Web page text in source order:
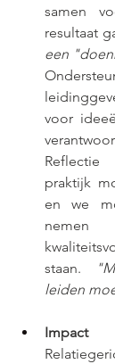
samen
resultaat
een
voor
praktijk
en we
nemen
staan.
leiden